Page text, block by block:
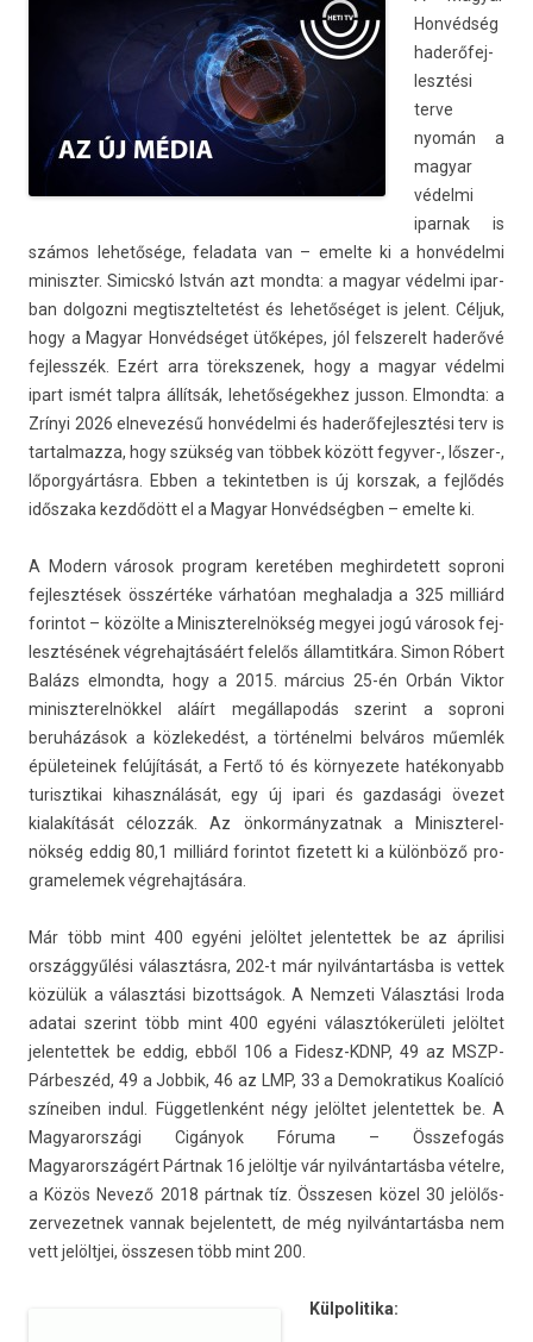
Honvédség
haderőfej­
lesztési
terve
nyomán a
magyar
védelmi
ipar­nak is
számos lehetősége, feladata van – em­el­te ki a honvédelmi
miniszt­er. Simicskó István azt mondta: a magyar védelmi ipar­
ban dol­gozni meg­tisztel­tetést és lehetőséget is jelent. Céljuk,
hogy a Magyar Honvédséget ütőképes, jól felszerelt haderővé
fej­lesszék. Ezért arra törekszenek, hogy a magyar védelmi
ipart ismét talpra állítsák, lehetőségek­hez jus­son. El­mondta: a
Zrínyi 2026 el­nevezésű honvédelmi és haderőfej­lesztési terv is
tar­talmaz­za, hogy szükség van többek között fegyver-, lőszer-,
lőporgyártásra. Ebben a tekin­tetb­en is új korszak, a fejlődés
időszaka kezdődött el a Magyar Honvédségben – em­el­te ki.
A Modern városok pro­gram keretében meg­hirdetett sop­roni
fej­lesztések összértéke várhatóan meg­halad­ja a 325 milliárd
forin­tot – közölte a Miniszterel­nökség megyei jogú városok fej­
lesztésének vég­rehaj­tásáért felelős állam­titkára. Simon Róbert
Balázs el­mondta, hogy a 2015. március 25-én Orbán Vik­tor
miniszterel­nökkel aláírt megál­lapodás szerint a sop­roni
beruházások a köz­lekedést, a történelmi belváros műemlék
épületeinek felújítását, a Fertő tó és kör­nyezete hatékonyabb
turisztikai kihasználását, egy új ipari és gaz­dasági övezet
kialakítását célozzák. Az önkor­mányzat­nak a Miniszterel­
nökség eddig 80,1 milliárd forin­tot fizetett ki a különböző pro­
gramelemek vég­rehaj­tására.
Már több mint 400 egyéni jelöltet jelen­tettek be az áprilisi
országgyűlési választásra, 202-t már nyilvántartásba is vet­tek
közülük a választási bi­zottságok. A Nem­zeti Választási Iroda
adatai szerint több mint 400 egyéni választókerületi jelöltet
jelen­tettek be eddig, ebből 106 a Fidesz-KDNP, 49 az MSZP-
Párbeszéd, 49 a Job­bik, 46 az LMP, 33 a De­mok­ratikus Koalíció
színeib­en indul. Füg­getlen­ként négy jelöltet jelen­tettek be. A
Magyarországi Cigányok Fóruma – Összefogás
Magyarországért Pártnak 16 jelöltje vár nyilvántartásba vételre,
a Közös Nevező 2018 pártnak tíz. Összes­en közel 30 jelölős­
zervezet­nek van­nak be­jelen­tett, de még nyilvántartásba nem
vett jelöltjei, összes­en több mint 200.
Kül­politika: